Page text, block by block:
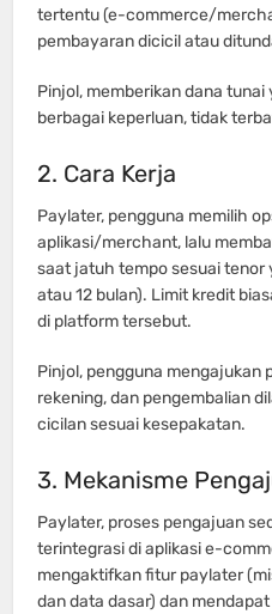
tertentu (e-commerce/
pembayaran dicicil atau
Pinjol, memberikan dana
berbagai keperluan, tidak
2. Cara Kerja
Paylater, pengguna memilih
aplikasi/merchant, lalu
saat jatuh tempo sesuai tenor
atau 12 bulan). Limit kredit
di platform tersebut.
Pinjol, pengguna mengajukan
rekening, dan pengembalian
cicilan sesuai kesepakatan.
3. Mekanisme
Paylater, proses pengajuan
terintegrasi di aplikasi e-
mengaktifkan fitur paylater
dan data dasar) dan